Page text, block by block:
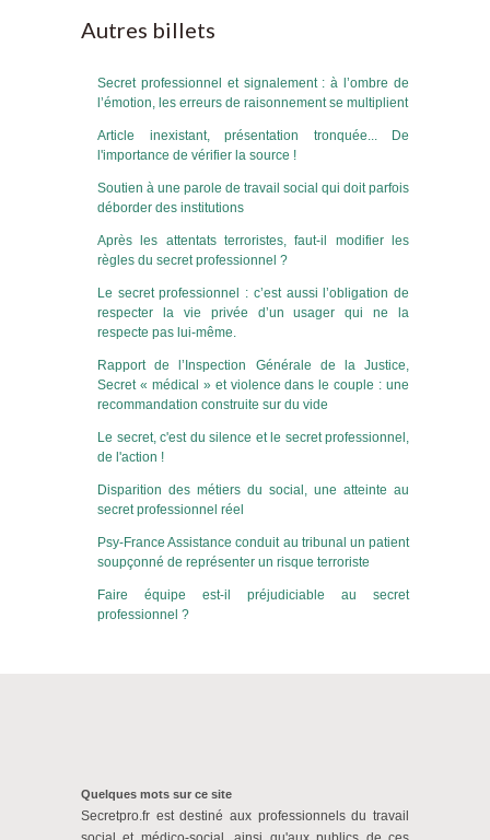
Autres billets
Secret professionnel et signalement : à l’ombre de
l’émotion, les erreurs de raisonnement se multiplient
Article inexistant, présentation tronquée... De
l'importance de vérifier la source !
Soutien à une parole de travail social qui doit parfois
déborder des institutions
Après les attentats terroristes, faut-il modifier les
règles du secret professionnel ?
Le secret professionnel : c’est aussi l’obligation de
respecter la vie privée d’un usager qui ne la
respecte pas lui-même.
Rapport de l’Inspection Générale de la Justice,
Secret « médical » et violence dans le couple : une
recommandation construite sur du vide
Le secret, c'est du silence et le secret professionnel,
de l'action !
Disparition des métiers du social, une atteinte au
secret professionnel réel
Psy-France Assistance conduit au tribunal un patient
soupçonné de représenter un risque terroriste
Faire équipe est-il préjudiciable au secret
professionnel ?
Quelques mots sur ce site
Secretpro.fr est destiné aux professionnels du travail